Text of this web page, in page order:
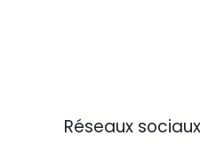
Réseaux sociaux